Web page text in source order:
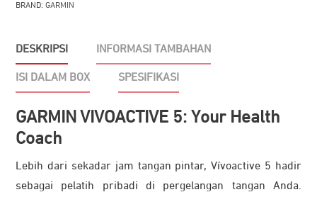
BRAND: GARMIN
DESKRIPSI INFORMASI TAMBAHAN
ISI DALAM BOX SPESIFIKASI
GARMIN VIVOACTIVE 5: Your Health
Coach
Lebih dari sekadar jam tangan pintar, Vívoactive 5 hadir
sebagai pelatih pribadi di pergelangan tangan Anda.